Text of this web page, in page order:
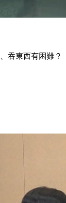
吞東西有困難？